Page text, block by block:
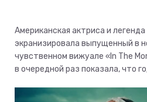
Американская актриса и
экранизировала выпущенный в
чувственном вижуале «In The
в очередной раз показала, что